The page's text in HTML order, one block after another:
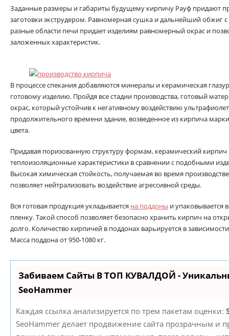
Заданные размеры и габариты будущему кирпичу Рауф придают
заготовки экструдером. Равномерная сушка и дальнейший обжиг
разные области печи придает изделиям равномерный окрас и
заложенных характеристик.
В процессе спекания добавляются минералы и керамическая
готовому изделию. Пройдя все стадии производства, готовый
окрас, который устойчив к негативному воздействию
продолжительного времени здание, возведенное из кирпича
цвета.
Придавая поризованную структуру формам, керамический
теплоизоляционные характеристики в сравнении с подобными
Высокая химическая стойкость, получаемая во время
позволяет нейтрализовать воздействие агрессивной среды.
Вся готовая продукция укладывается на поддоны и упаковывается
пленку. Такой способ позволяет безопасно хранить кирпич на
долго. Количество кирпичей в поддонах варьируется в
Масса поддона от 950-1080 кг.
Забиваем Сайты В ТОП КУВАЛДОЙ -
SeoHammer
Каждая ссылка анализируется по трем пакетам оценки:
SeoHammer делает продвижение сайта прозрачным и